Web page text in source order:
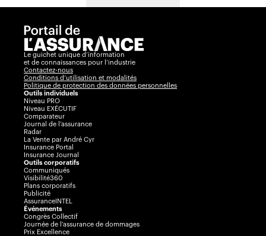
Le guichet unique d’information
et de connaissances pour l’industrie
Contactez-nous
Conditions d’utilisation et modalités
Politique de protection des données personnelles
Outils individuels
Niveau PRO
Niveau EXÉCUTIF
Comparateur
Journal de l’assurance
Radar
La Vente par André Cyr
Insurance Portal
Insurance Journal
Outils corporatifs
Communiqués
Visibilité360
Plans corporatifs
Publicité
AssuranceINTEL
Événements
Congrès Collectif
Journée de l’assurance de dommages
Prix Excellence